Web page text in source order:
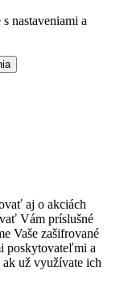
nastaveniami a
aj o akciách
Vám príslušné
Vaše zašifrované
poskytovateľmi a
už využívate ich